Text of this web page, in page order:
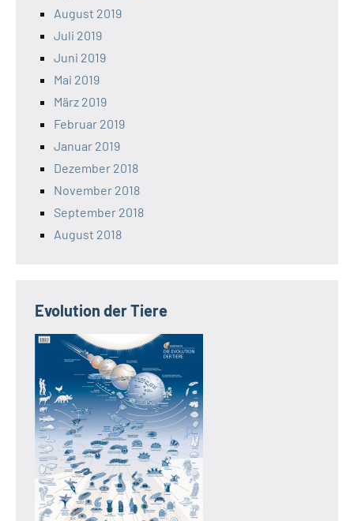
August 2019
Juli 2019
Juni 2019
Mai 2019
März 2019
Februar 2019
Januar 2019
Dezember 2018
November 2018
September 2018
August 2018
Evolution der Tiere